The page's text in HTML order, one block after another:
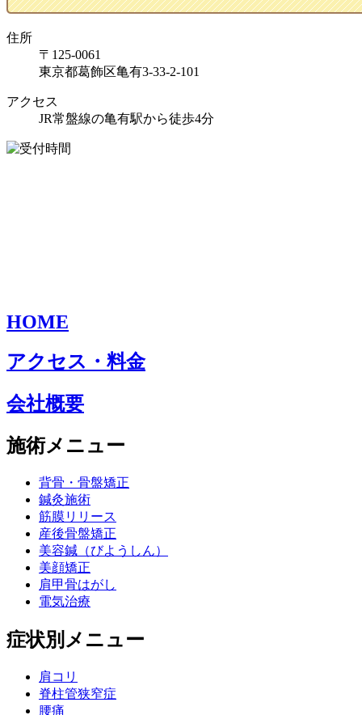
住所
〒125-0061
東京都葛飾区亀有3-33-2-101
アクセス
JR常盤線の亀有駅から徒歩4分
HOME
アクセス・料金
会社概要
施術メニュー
背骨・骨盤矯正
鍼灸施術
筋膜リリース
産後骨盤矯正
美容鍼（びようしん）
美顔矯正
肩甲骨はがし
電気治療
症状別メニュー
肩コリ
脊柱管狭窄症
腰痛